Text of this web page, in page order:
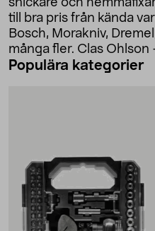
snickare och
till bra pris från kända
Bosch, Morakniv,
många fler. Clas Ohlson
Populära kategorier